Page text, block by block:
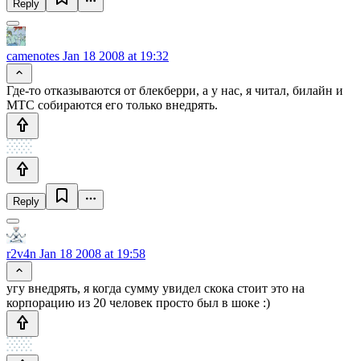
Reply
camenotes Jan 18 2008 at 19:32
Где-то отказываются от блекберри, а у нас, я читал, билайн и
МТС собираются его только внедрять.
Reply
r2v4n Jan 18 2008 at 19:58
угу внедрять, я когда сумму увидел скока стоит это на
корпорацию из 20 человек просто был в шоке :)